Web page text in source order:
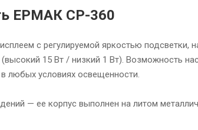
ЕРМАК CP-360
с регулируемой яркостью подсветки,
15 Вт / низкий 1 Вт). Возможность
любых условиях освещенности.
— ее корпус выполнен на литом